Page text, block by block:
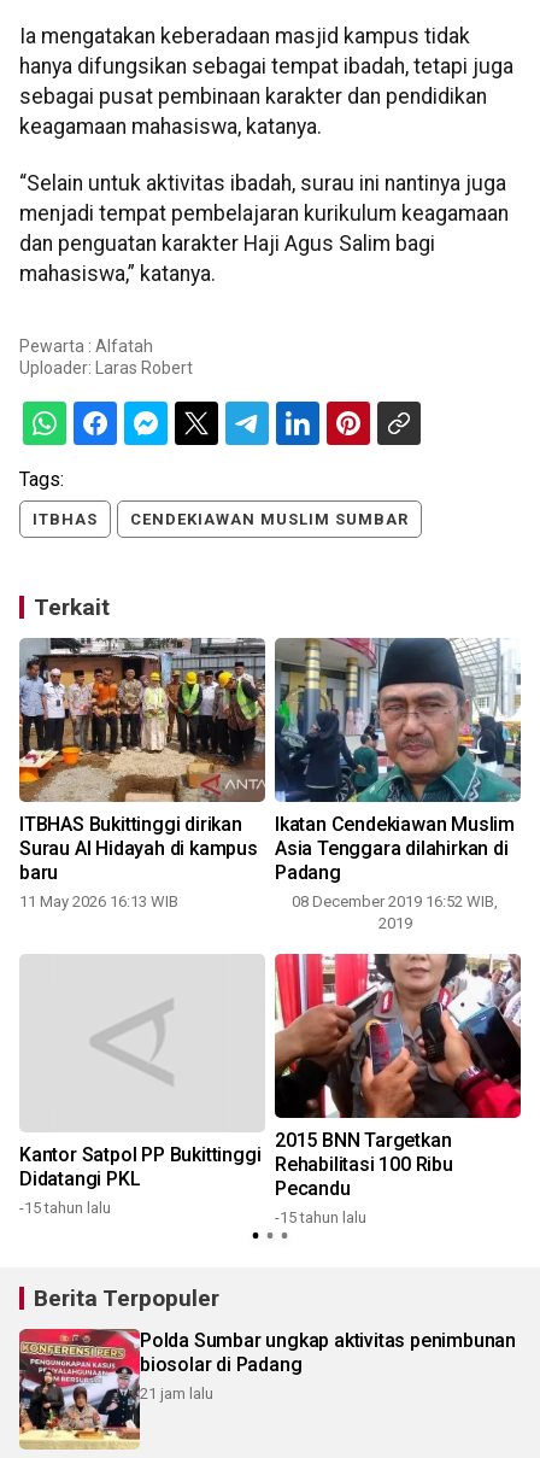
Ia mengatakan keberadaan masjid kampus tidak
hanya difungsikan sebagai tempat ibadah, tetapi juga
sebagai pusat pembinaan karakter dan pendidikan
keagamaan mahasiswa, katanya.
“Selain untuk aktivitas ibadah, surau ini nantinya juga
menjadi tempat pembelajaran kurikulum keagamaan
dan penguatan karakter Haji Agus Salim bagi
mahasiswa,” katanya.
Pewarta : Alfatah
Uploader: Laras Robert
Tags:
ITBHAS CENDEKIAWAN MUSLIM SUMBAR
Terkait
ITBHAS Bukittinggi dirikan
Surau Al Hidayah di kampus
baru
11 May 2026 16:13 WIB
Ikatan Cendekiawan Muslim
Asia Tenggara dilahirkan di
Padang
08 December 2019 16:52 WIB,
2019
Kantor Satpol PP Bukittinggi
Didatangi PKL
-15 tahun lalu
2015 BNN Targetkan
Rehabilitasi 100 Ribu
Pecandu
-15 tahun lalu
Berita Terpopuler
Polda Sumbar ungkap aktivitas penimbunan
biosolar di Padang
21 jam lalu